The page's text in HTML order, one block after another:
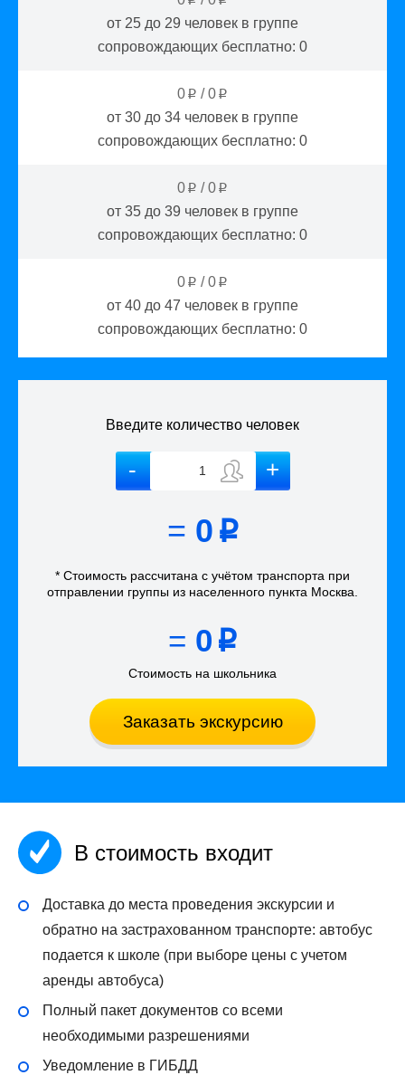
от 25 до 29 человек в группе
сопровождающих бесплатно: 0
0 p /0 p
от 30 до 34 человек в группе
сопровождающих бесплатно: 0
0 p /0 p
от 35 до 39 человек в группе
сопровождающих бесплатно: 0
0 p /0 p
от 40 до 47 человек в группе
сопровождающих бесплатно: 0
Введите количество человек
= 0 p
* Стоимость рассчитана с учётом транспорта при
отправлении группы из населенного пункта Москва
= 0 p
Стоимость на школьника
Заказать экскурсию
В стоимость входит
Доставка до места проведения экскурсии и
обратно на застрахованном транспорте: автобус
подается к школе (при выборе цены с учетом
аренды автобуса)
Полный пакет документов со всеми
необходимыми разрешениями
Уведомление в ГИБДД